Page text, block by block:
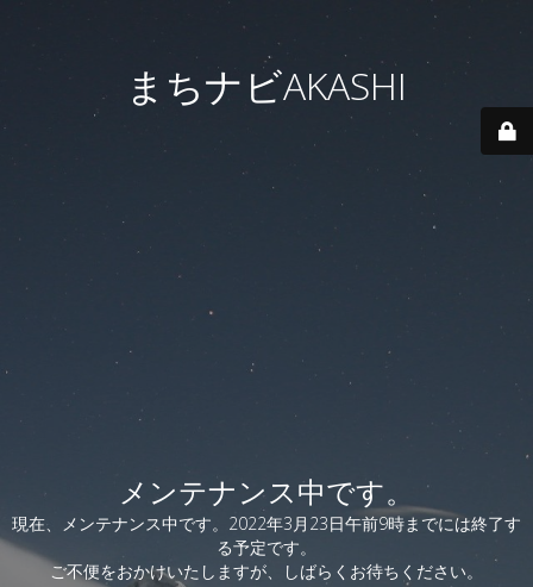
まちナビAKASHI
メンテナンス中です。
現在、メンテナンス中です。2022年3月23日午前9時までには終了す
る予定です。
ご不便をおかけいたしますが、しばらくお待ちください。